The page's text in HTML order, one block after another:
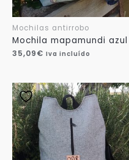
Mochilas antirrobo
Mochila mapamundi azul
35,09€ Iva incluído